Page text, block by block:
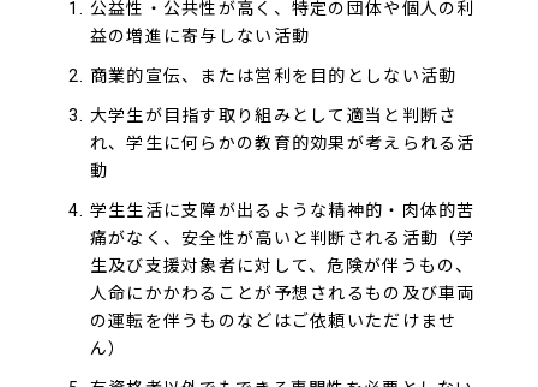
公益性・公共性が高く、特定の団体や個人の利
益の増進に寄与しない活動
商業的宣伝、または営利を目的としない活動
大学生が目指す取り組みとして適当と判断さ
れ、学生に何らかの教育的効果が考えられる活
動
学生生活に支障が出るような精神的・肉体的苦
痛がなく、安全性が高いと判断される活動（学
生及び支援対象者に対して、危険が伴うもの、
人命にかかわることが予想されるもの及び車両
の運転を伴うものなどはご依頼いただけませ
ん）